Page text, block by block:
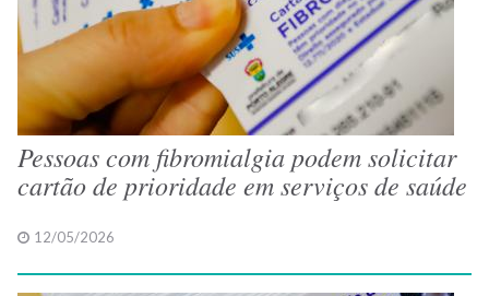
Pessoas com fibromialgia podem solicitar
cartão de prioridade em serviços de saúde
12/05/2026